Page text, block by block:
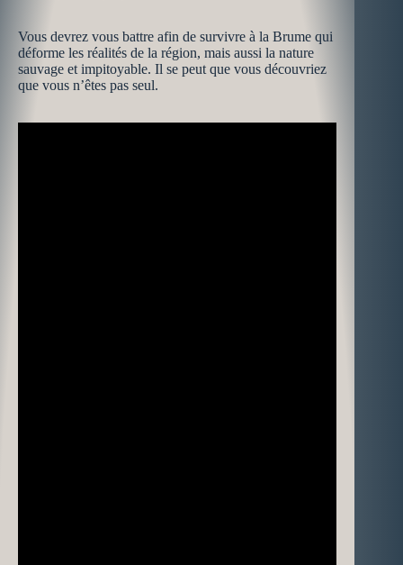
Vous devrez vous battre afin de survivre à la Brume qui
déforme les réalités de la région, mais aussi la nature
sauvage et impitoyable. Il se peut que vous découvriez
que vous n’êtes pas seul.